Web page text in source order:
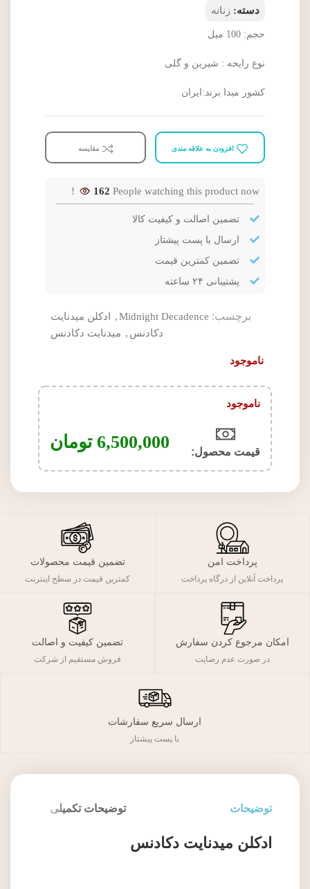
دسته: زنانه
حجم: 100 میل
نوع رایحه : شیرین و گلی
کشور مبدا برند:ایران
افزودن به علاقه مندی مقایسه
162 People watching this product now!
تضمین اصالت و کیفیت کالا
ارسال با پست پیشتاز
تضمین کمترین قیمت
پشتیبانی ۲۴ ساعته
برچسب: Midnight Decadence
,
ادکلن میدنایت
دکادنس , میدنایت دکادنس
ناموجود
ناموجود
قیمت محصول:​ 6,500,000 تومان
پرداخت امن
پرداخت آنلاین از درگاه پرداخت
تضمین قیمت محصولات
کمترین قیمت در سطح اینترنت
امکان مرجوع کردن سفارش
در صورت عدم رضایت
تضمین کیفیت و اصالت
فروش مستقیم از شرکت
ارسال سریع سفارشات
با پست پیشتاز
توضیحات توضیحات تکمیلی
ادکلن میدنایت دکادنس